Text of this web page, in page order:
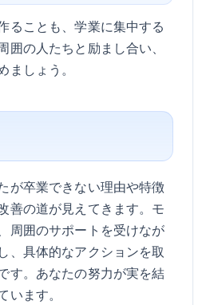
ることも、学業に集中する
囲の人たちと励まし合い、
しょう。
が卒業できない理由や特徴
善の道が見えてきます。モ
周囲のサポートを受けなが
、具体的なアクションを取
す。あなたの努力が実を結
ます。